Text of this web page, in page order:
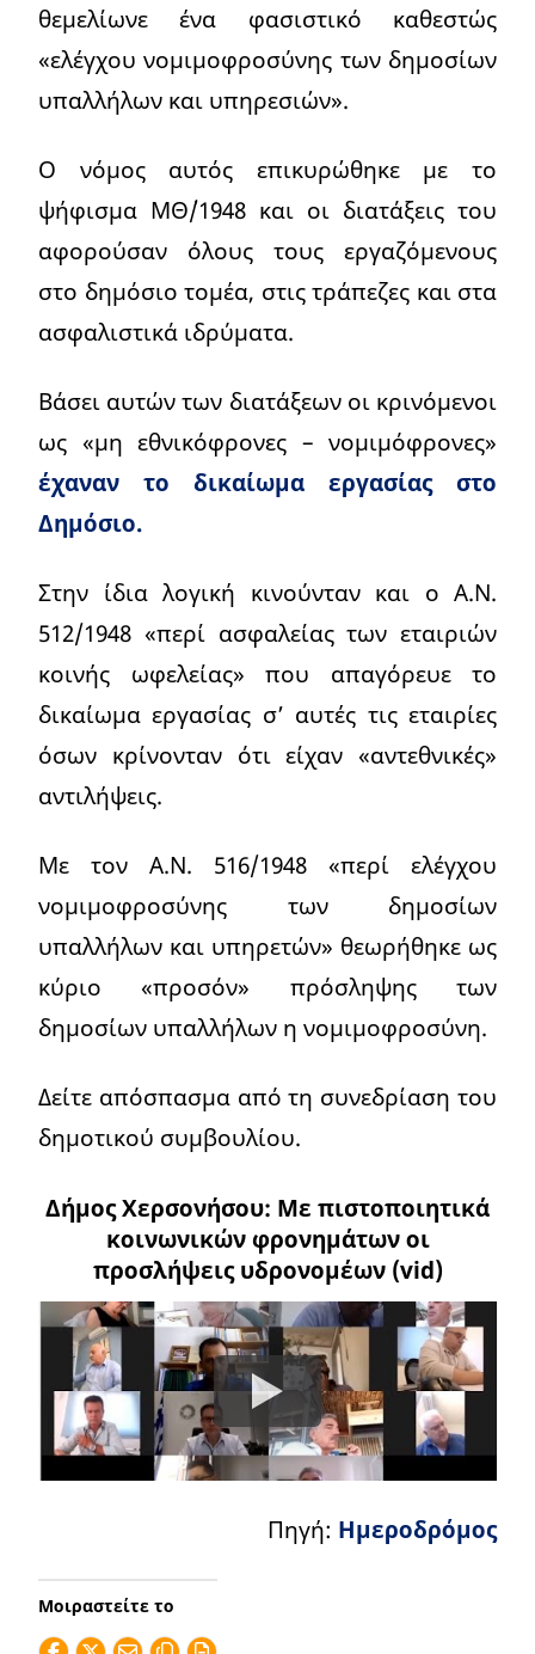
θεμελίωνε ένα φασιστικό καθεστώς
«ελέγχου νομιμοφροσύνης των δημοσίων
υπαλλήλων και υπηρεσιών».
Ο νόμος αυτός επικυρώθηκε με το
ψήφισμα ΜΘ΄/1948 και οι διατάξεις του
αφορούσαν όλους τους εργαζόμενους
στο δημόσιο τομέα, στις τράπεζες και στα
ασφαλιστικά ιδρύματα.
Βάσει αυτών των διατάξεων οι κρινόμενοι
ως «μη εθνικόφρονες – νομιμόφρονες»
έχαναν το δικαίωμα εργασίας στο
Δημόσιο.
Στην ίδια λογική κινούνταν και ο Α.Ν.
512/1948 «περί ασφαλείας των εταιριών
κοινής ωφελείας» που απαγόρευε το
δικαίωμα εργασίας σ’ αυτές τις εταιρίες
όσων κρίνονταν ότι είχαν «αντεθνικές»
αντιλήψεις.
Με τον Α.Ν. 516/1948 «περί ελέγχου
νομιμοφροσύνης των δημοσίων
υπαλλήλων και υπηρετών» θεωρήθηκε ως
κύριο «προσόν» πρόσληψης των
δημοσίων υπαλλήλων η νομιμοφροσύνη.
Δείτε απόσπασμα από τη συνεδρίαση του
δημοτικού συμβουλίου.
Δήμος Χερσονήσου: Με πιστοποιητικά
κοινωνικών φρονημάτων οι
προσλήψεις υδρονομέων (vid)
Πηγή: Ημεροδρόμος
Μοιραστείτε το